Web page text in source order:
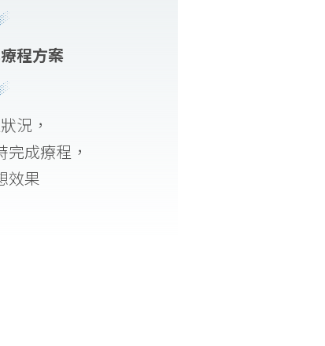
程方案
況，
成療程，
效果